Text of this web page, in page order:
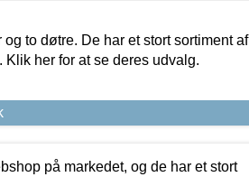
to døtre. De har et stort sortiment af
her for at se deres udvalg.
på markedet, og de har et stort